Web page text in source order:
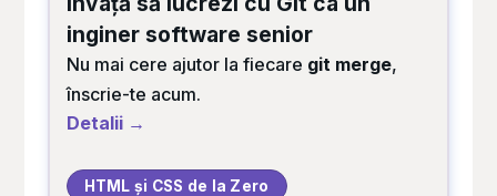
inginer software senior
Nu mai cere ajutor la fiecare git merge,
înscrie-te acum.
Detalii →
HTML și CSS de la Zero